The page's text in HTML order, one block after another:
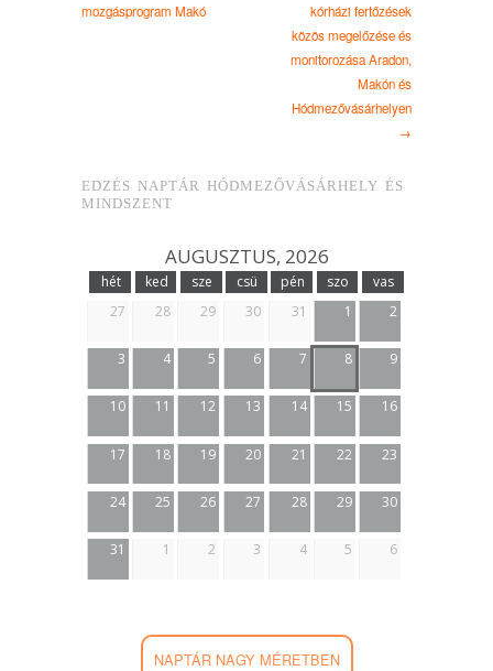
mozgásprogram Makó
kórházi fertőzések
közös megelőzése és
monitorozása Aradon,
Makón és
Hódmezővásárhelyen
→
EDZÉS NAPTÁR HÓDMEZŐVÁSÁRHELY ÉS
MINDSZENT
AUGUSZTUS, 2026
hét ked sze csü pén szo
vas
27
28 29 30 31 1 2
3 4 5 6 7 8 9
10 11 12 13 14 15 16
17 18 19 20 21 22 23
24 25 26 27 28 29 30
31 1 2 3 4 5 6
NAPTÁR NAGY MÉRETBEN